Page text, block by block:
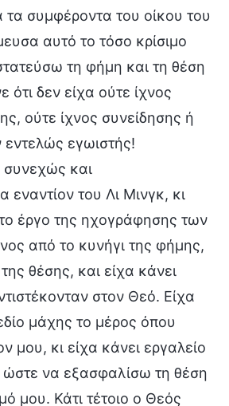
συμφέροντα του οίκου του
αυτό το τόσο κρίσιμο
τη φήμη και τη θέση
ότι δεν είχα ούτε ίχνος
ούτε ίχνος συνείδησης ή
εγωιστής!
συνεχώς και
του Λι Μινγκ, κι
το έργο της ηχογράφησης των
από το κυνήγι της φήμης,
θέσης, και είχα κάνει
στον Θεό. Είχα
μάχης το μέρος όπου
μου, κι είχα κάνει εργαλείο
να εξασφαλίσω τη θέση
μου. Κάτι τέτοιο ο Θεός